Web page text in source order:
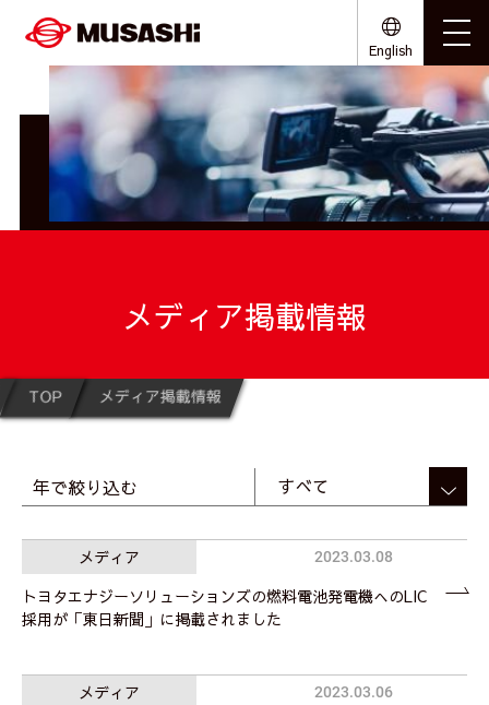
English
メディア掲載情報
TOP メディア掲載情報
年で絞り込む
メディア
トヨタエナジーソリューションズの燃料電池発電機へのLIC
採用が「東日新聞」に掲載されました
2023.03.08
メディア
2023.03.06